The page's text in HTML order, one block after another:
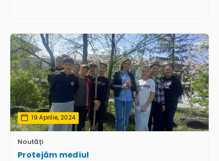
19 Aprilie, 2024
Noutăți
Protejăm mediul